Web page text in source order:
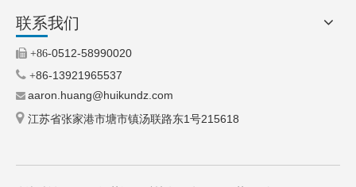
联系我们
 +86-0512-58990020
 +86-13921965537
 aaron.huang@huikundz.com
 江苏省张家港市塘市镇汤联路东1号215618